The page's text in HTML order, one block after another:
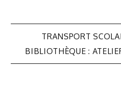
Navigation
TRANSPORT
BIBLIOTHÈQUE :